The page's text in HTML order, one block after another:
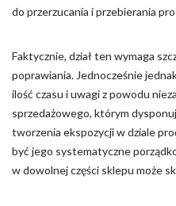
do przerzucania i przebierania
Faktycznie, dział ten wymaga
poprawiania. Jednocześnie
ilość czasu i uwagi z powodu
sprzedażowego, którym
tworzenia ekspozycji w dziale
być jego systematyczne
w dowolnej części sklepu może